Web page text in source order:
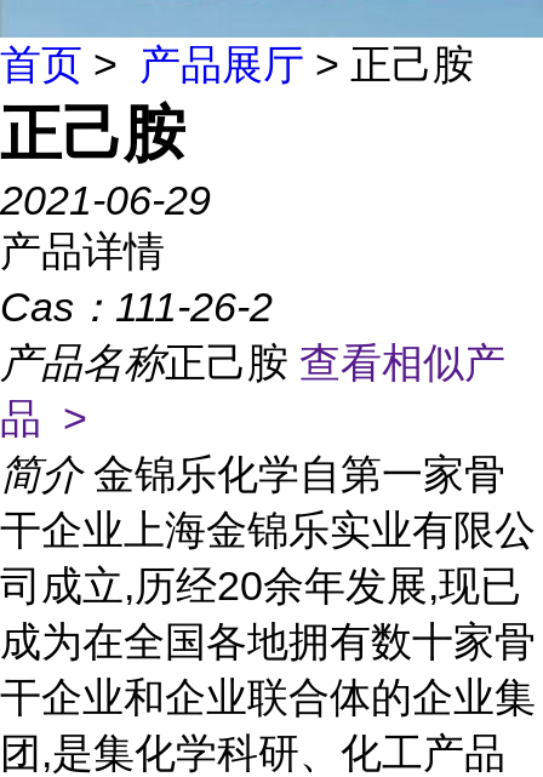
首页 > 产品展厅 > 正己胺
正己胺
2021-06-29
产品详情
Cas： 111-26-2
产品名称正己胺 查看相似产
品 >
简介 金锦乐化学自第一家骨
干企业上海金锦乐实业有限公
司成立,历经20余年发展,现已
成为在全国各地拥有数十家骨
干企业和企业联合体的企业集
团,是集化学科研、化工产品